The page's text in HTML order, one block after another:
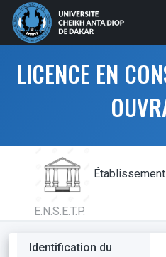
LICENCE EN
E.N.S.E.T.P.
Identification du